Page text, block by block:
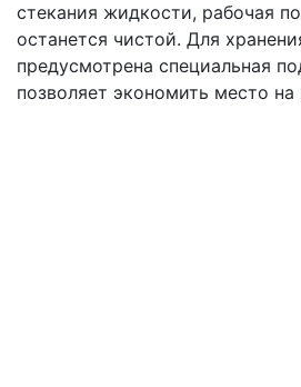
стекания жидкости, рабочая
останется чистой. Для
предусмотрена специальная
позволяет экономить место на